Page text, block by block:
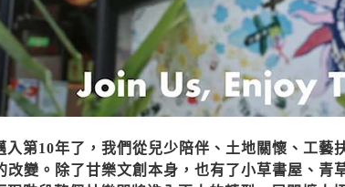
第10年了，我們從兒少陪伴、土地關懷、工藝
改變。除了甘樂文創本身，也有了小草書屋、青